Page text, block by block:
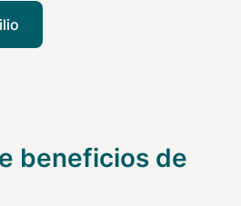
beneficios de